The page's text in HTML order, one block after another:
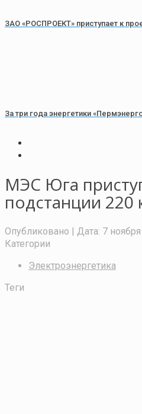
ЗАО «РОСПРОЕКТ» приступает к
За три года энергетики
МЭС Юга
подстанции 220
Опубликовано | Дата: 7
Категории
Электроэнергетика
Теги